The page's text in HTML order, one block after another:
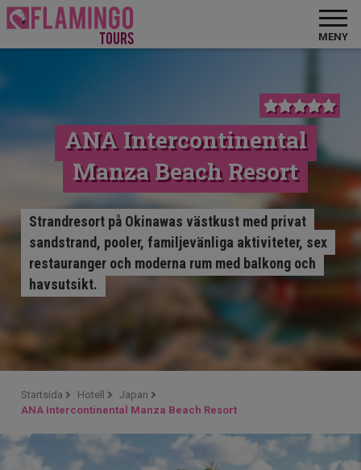
MENY
ANA Intercontinental
Manza Beach Resort
Strandresort på Okinawas västkust med privat
sandstrand, pooler, familjevänliga aktiviteter, sex
restauranger och moderna rum med balkong och
havsutsikt.
Startsida Hotell
Japan
ANA Intercontinental Manza Beach Resort